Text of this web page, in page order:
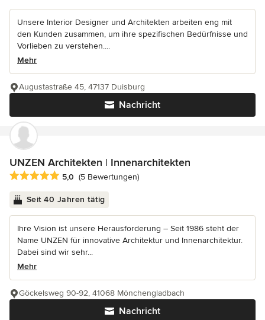
Unsere Interior Designer und Architekten arbeiten eng mit
den Kunden zusammen, um ihre spezifischen Bedürfnisse und
Vorlieben zu verstehen....
Mehr
Nachricht
Augustastraße 45, 47137 Duisburg
UNZEN Architekten | Innenarchitekten
Durchschnittliche Bewertung: 5 von 5 Sternen
5,0 (5 Bewertungen)
Seit 40 Jahren tätig
Ihre Vision ist unsere Herausforderung – Seit 1986 steht der
Name UNZEN für innovative Architektur und Innenarchitektur.
Dabei sind wir sehr...
Mehr
Nachricht
Göckelsweg 90-92, 41068 Mönchengladbach